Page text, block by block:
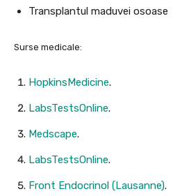
Transplantul maduvei osoase
Surse medicale:
HopkinsMedicine.
LabsTestsOnline.
Medscape.
LabsTestsOnline.
Front Endocrinol (Lausanne).